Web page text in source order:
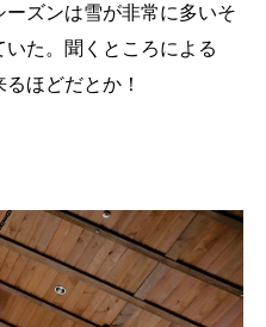
ズンは雪が非常に多いそ
た。聞くところによる
ほどだとか！